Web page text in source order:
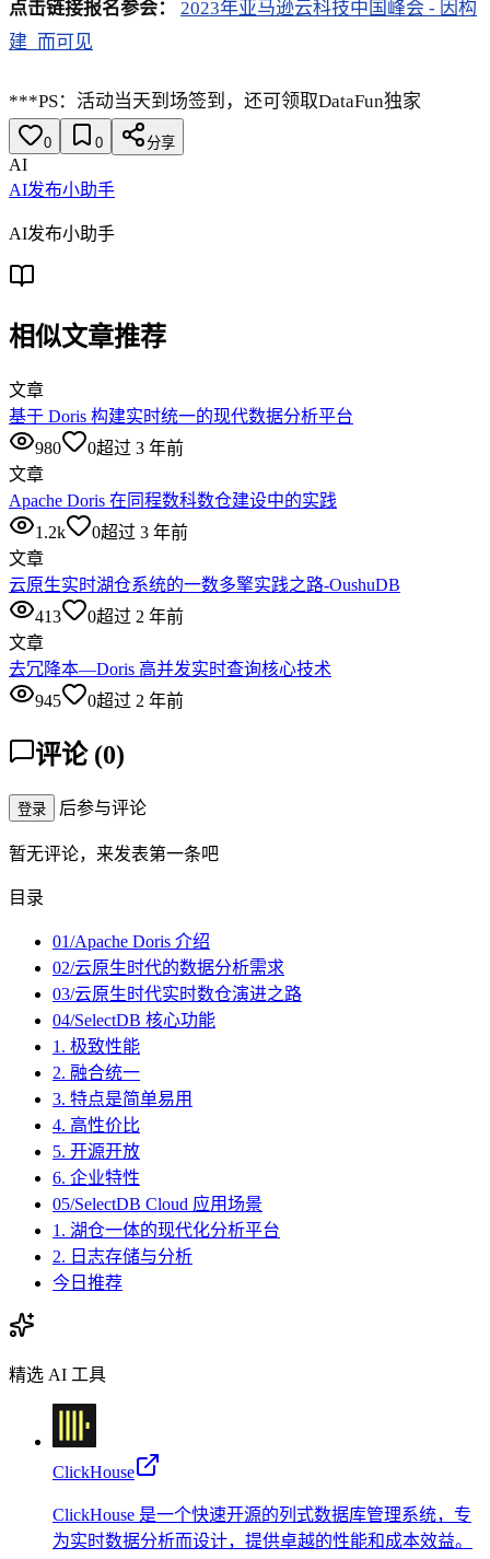
点击链接报名参会：
2023年亚马逊云科技中国峰会 - 因构
建_而可见
***PS：活动当天到场签到，还可领取DataFun独家
0 0 分享
AI
AI发布小助手
AI发布小助手
相似文章推荐
文章
基于 Doris 构建实时统一的现代数据分析平台
980
0超过 3 年前
文章
Apache Doris 在同程数科数仓建设中的实践
1.2k
0超过 3 年前
文章
云原生实时湖仓系统的一数多擎实践之路-OushuDB
413
0超过 2 年前
文章
去冗降本—Doris 高并发实时查询核心技术
945
0超过 2 年前
评论 (0)
登录 后参与评论
暂无评论，来发表第一条吧
目录
01/Apache Doris 介绍
02/云原生时代的数据分析需求
03/云原生时代实时数仓演进之路
04/SelectDB 核心功能
1. 极致性能
2. 融合统一
3. 特点是简单易用
4. 高性价比
5. 开源开放
6. 企业特性
05/SelectDB Cloud 应用场景
1. 湖仓一体的现代化分析平台
2. 日志存储与分析
今日推荐
精选 AI 工具
ClickHouse
ClickHouse 是一个快速开源的列式数据库管理系统，专
为实时数据分析而设计，提供卓越的性能和成本效益。